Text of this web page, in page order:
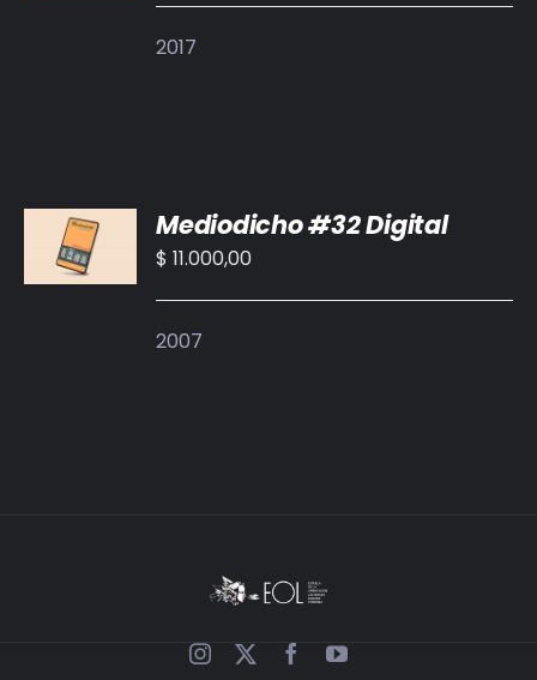
2017
AL
CARRITO
/
Mediodicho #32 Digital
$ 11.000,00
2007